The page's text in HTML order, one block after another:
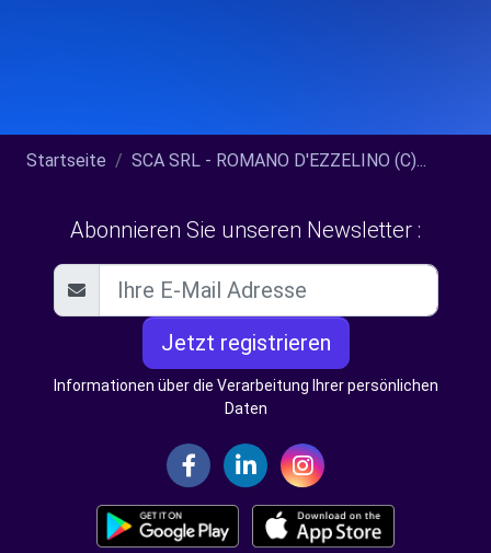
Startseite SCA SRL - ROMANO D'EZZELINO (C)...
Abonnieren Sie unseren Newsletter :
Jetzt registrieren
Informationen über die Verarbeitung Ihrer persönlichen
Daten